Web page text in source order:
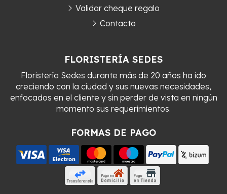
FLORISTERÍA SEDES
Floristería Sedes durante más de 20 años ha ido
creciendo con la ciudad y sus nuevas necesidades,
enfocados en el cliente y sin perder de vista en ningún
momento sus requerimientos.
FORMAS DE PAGO
Validar cheque regalo
Contacto